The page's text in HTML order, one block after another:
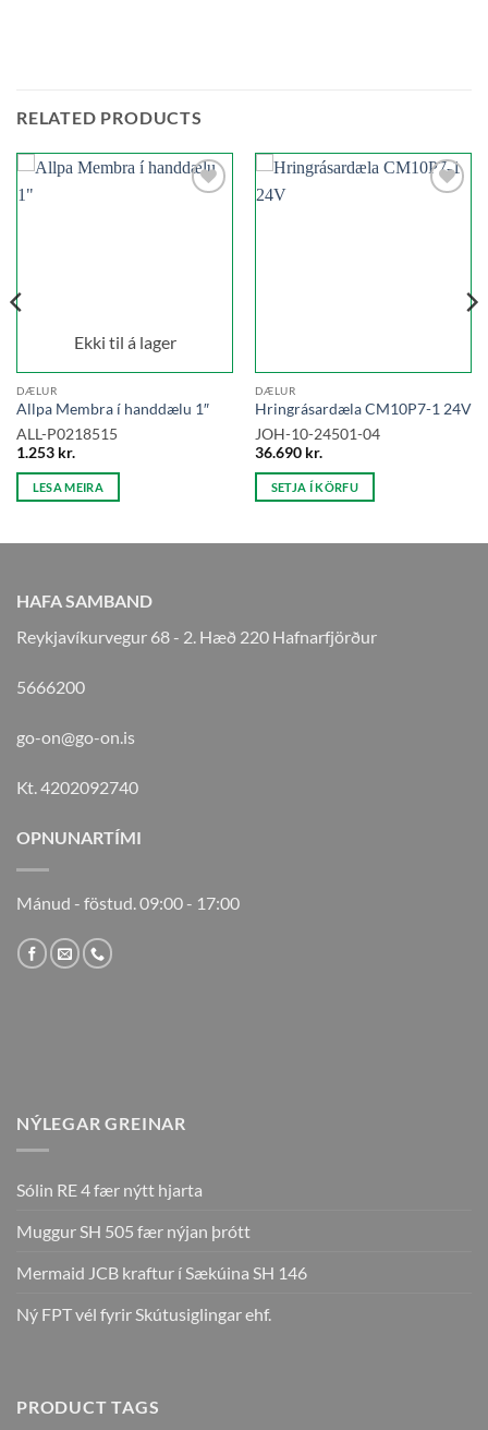
RELATED PRODUCTS
Ekki til á lager
DÆLUR
Allpa Membra í handdælu 1″
ALL-P0218515
1.253 kr.
LESA MEIRA
DÆLUR
Hringrásardæla CM10P7-1 24V
JOH-10-24501-04
36.690 kr.
SETJA Í KÖRFU
HAFA SAMBAND
Reykjavíkurvegur 68 - 2. Hæð 220 Hafnarfjörður
5666200
go-on@go-on.is
Kt. 4202092740
OPNUNARTÍMI
Mánud - föstud. 09:00 - 17:00
NÝLEGAR GREINAR
Sólin RE 4 fær nýtt hjarta
Muggur SH 505 fær nýjan þrótt
Mermaid JCB kraftur í Sækúina SH 146
Ný FPT vél fyrir Skútusiglingar ehf.
PRODUCT TAGS